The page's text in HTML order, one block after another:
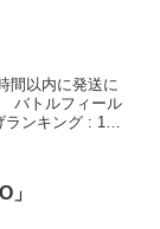
間以内に発送に
ル
」